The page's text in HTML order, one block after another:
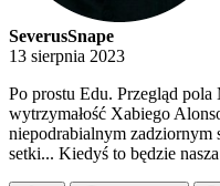
SeverusSnape
13 sierpnia 2023
Po prostu Edu. Przegląd pola
wytrzymałość Xabiego
niepodrabialnym zadziornym
setki... Kiedyś to będzie